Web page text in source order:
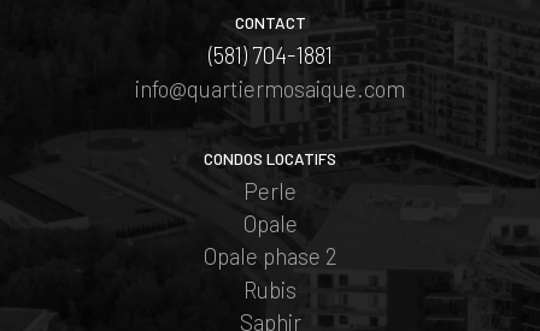
CONTACT
(581) 704-1881
info@quartiermosaique.com
CONDOS LOCATIFS
Perle
Opale
Opale phase 2
Rubis
Saphir